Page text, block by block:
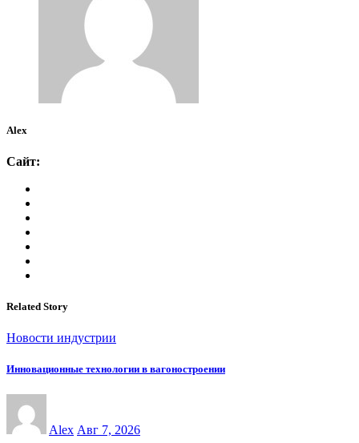
Alex
Сайт:
Related Story
Новости индустрии
Инновационные технологии в вагоностроении
Alex Авг 7, 2026